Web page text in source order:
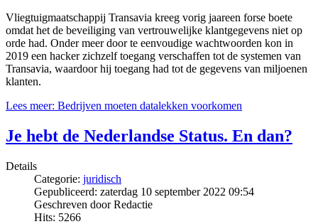
Vliegtuigmaatschappij Transavia kreeg vorig jaareen forse boete
omdat het de beveiliging van vertrouwelijke klantgegevens niet op
orde had. Onder meer door te eenvoudige wachtwoorden kon in
2019 een hacker zichzelf toegang verschaffen tot de systemen van
Transavia, waardoor hij toegang had tot de gegevens van miljoenen
klanten.
Lees meer: Bedrijven moeten datalekken voorkomen
Je hebt de Nederlandse Status. En dan?
Details
Categorie: juridisch
Gepubliceerd: zaterdag 10 september 2022 09:54
Geschreven door Redactie
Hits: 5266